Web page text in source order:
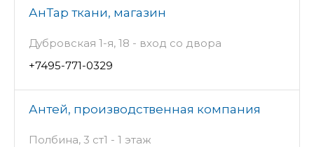
АнТар ткани, магазин
Дубровская 1-я, 18 - вход со двора
+7495-771-0329
Антей, производственная компания
Полбина, 3 ст1 - 1 этаж